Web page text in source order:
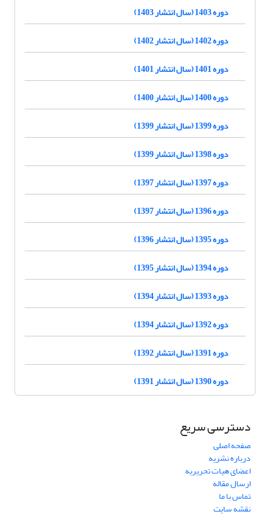
دوره 1403 (سال انتشار 1403)
دوره 1402 (سال انتشار 1402)
دوره 1401 (سال انتشار 1401)
دوره 1400 (سال انتشار 1400)
دوره 1399 (سال انتشار 1399)
دوره 1398 (سال انتشار 1399)
دوره 1397 (سال انتشار 1397)
دوره 1396 (سال انتشار 1397)
دوره 1395 (سال انتشار 1396)
دوره 1394 (سال انتشار 1395)
دوره 1393 (سال انتشار 1394)
دوره 1392 (سال انتشار 1394)
دوره 1391 (سال انتشار 1392)
دوره 1390 (سال انتشار 1391)
دسترسی سریع
صفحه اصلی
درباره نشریه
اعضای هیات تحریریه
ارسال مقاله
تماس با ما
نقشه سایت